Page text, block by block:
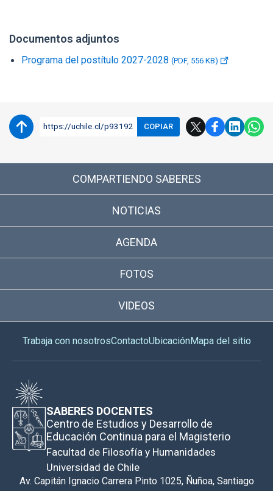
Documentos adjuntos
Programa del postítulo 2027-2028 (PDF, 556 KB)
https://uchile.cl/p93192 COPIAR
COMPARTIENDO SABERES
NOTICIAS
AGENDA
FOTOS
VIDEOS
Trabaja con nosotrosContactoUbicaciónMapa del sitio
SABERES DOCENTES
Centro de Estudios y Desarrollo de
Educación Continua para el Magisterio
Facultad de Filosofía y Humanidades
Universidad de Chile
Av. Capitán Ignacio Carrera Pinto 1025, Ñuñoa, Santiago